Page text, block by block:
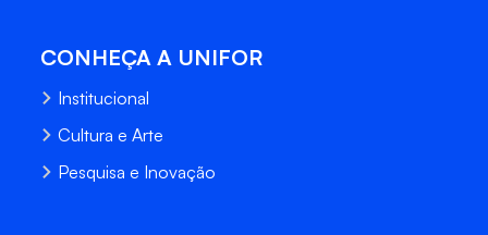
CONHEÇA A UNIFOR
Institucional
Cultura e Arte
Pesquisa e Inovação